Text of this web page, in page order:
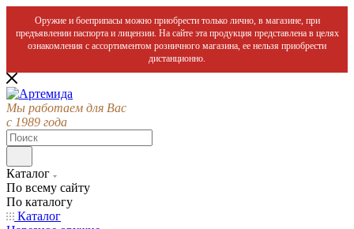
Оружие и боеприпасы можно приобрести только лично, в магазине, при
предъявлении паспорта и лицензии. На сайте эта продукция представлена в целях
ознакомления с ассортиментом розничного магазина, ее нельзя приобрести
дистанционно.
Мы работаем для Вас
с 1989 года
Каталог
По всему сайту
По каталогу
Каталог